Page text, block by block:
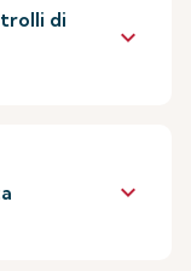
di
keyboard_arrow_down
keyboard_arrow_down